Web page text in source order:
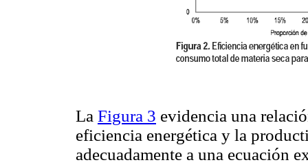
La Figura 3 evidencia una
eficiencia energética y la
adecuadamente a una ecuación